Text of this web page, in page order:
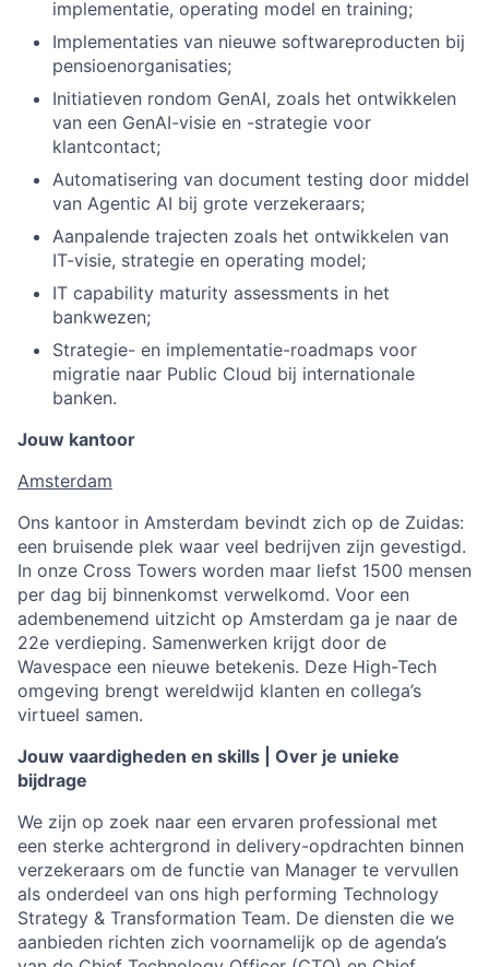
implementatie, operating model en training;
Implementaties van nieuwe softwareproducten bij
pensioenorganisaties;
Initiatieven rondom GenAI, zoals het ontwikkelen
van een GenAI-visie en -strategie voor
klantcontact;
Automatisering van document testing door middel
van Agentic AI bij grote verzekeraars;
Aanpalende trajecten zoals het ontwikkelen van
IT-visie, strategie en operating model;
IT capability maturity assessments in het
bankwezen;
Strategie- en implementatie-roadmaps voor
migratie naar Public Cloud bij internationale
banken.
Jouw kantoor
Amsterdam
Ons kantoor in Amsterdam bevindt zich op de Zuidas:
een bruisende plek waar veel bedrijven zijn gevestigd.
In onze Cross Towers worden maar liefst 1500 mensen
per dag bij binnenkomst verwelkomd. Voor een
adembenemend uitzicht op Amsterdam ga je naar de
22e verdieping. Samenwerken krijgt door de
Wavespace een nieuwe betekenis. Deze High-Tech
omgeving brengt wereldwijd klanten en collega’s
virtueel samen.
Jouw vaardigheden en skills | Over je unieke
bijdrage
We zijn op zoek naar een ervaren professional met
een sterke achtergrond in delivery-opdrachten binnen
verzekeraars om de functie van Manager te vervullen
als onderdeel van ons high performing Technology
Strategy & Transformation Team. De diensten die we
aanbieden richten zich voornamelijk op de agenda’s